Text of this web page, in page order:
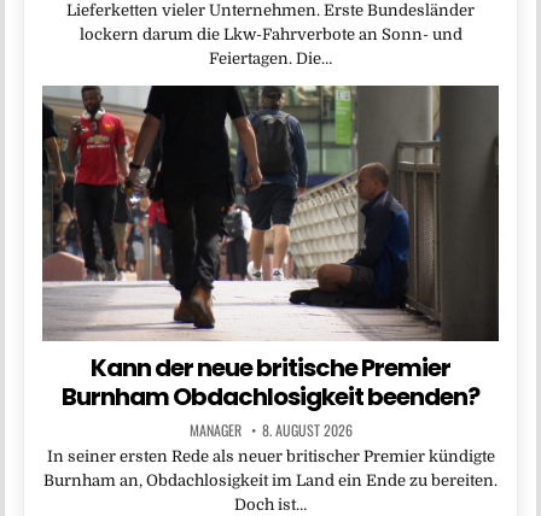
Lieferketten vieler Unternehmen. Erste Bundesländer
lockern darum die Lkw-Fahrverbote an Sonn- und
Feiertagen. Die…
Kann der neue britische Premier
Burnham Obdachlosigkeit beenden?
MANAGER 8. AUGUST 2026
In seiner ersten Rede als neuer britischer Premier kündigte
Burnham an, Obdachlosigkeit im Land ein Ende zu bereiten.
Doch ist…